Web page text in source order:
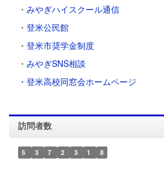
・ みやぎハイスクール通信
・ 登米公民館
・ 登米市奨学金制度
・ みやぎSNS相談
・登米高校同窓会ホームページ
訪問者数
5 3 7 2 3 1 8